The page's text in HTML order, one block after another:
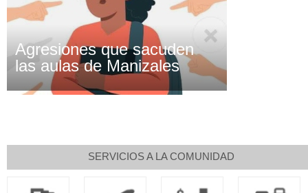
Agresiones que sacuden
las aulas de Manizales
SERVICIOS A LA COMUNIDAD